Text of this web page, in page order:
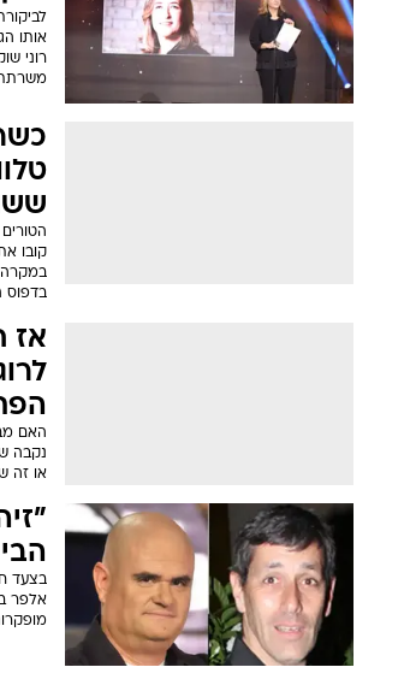
אותו
רוני
משרתת
קובו
בדפוס
אז
האם
נקבה
או זה של שנת 2015. וואלה
בצעד
אלפר